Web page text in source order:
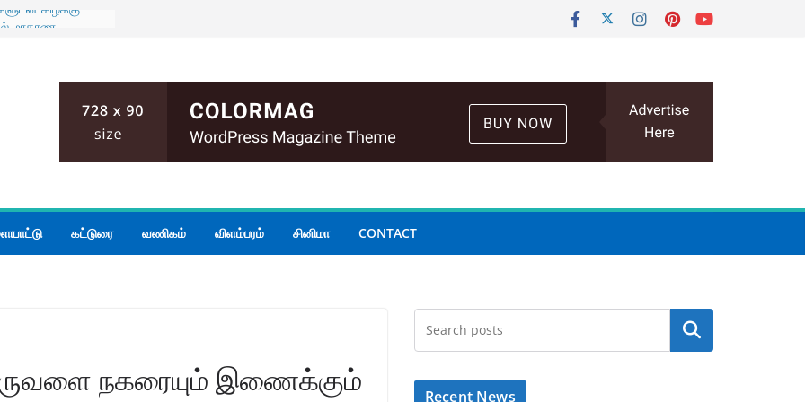
கிழக்கு
பதற்றம்;
மோதல்; இருவர்
அமைதியின்மை
கூடிய மழை
கட்டுரை வணிகம் விளம்பரம் சினிமா CONTACT
நகரையும் இணைக்கும்
Search
Recent News